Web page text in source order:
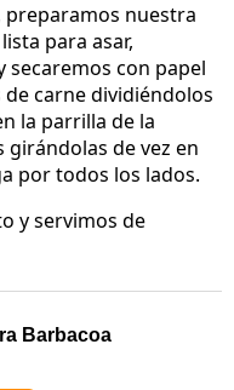
nuestra
para asar,
con papel
carne dividiéndolos
la parrilla de la
de vez en
por todos los lados.
y servimos de
Barbacoa